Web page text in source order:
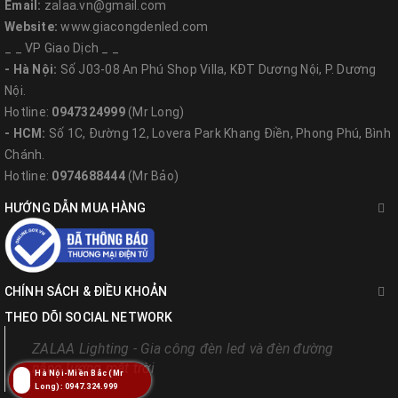
2, Ưu Điểm Nổi Bật
Thiết kế all in one hiện đại, gọn nhẹ, lắp đặt nhanh
chóng
Không cần kéo dây điện, vận hành hoàn toàn bằng
năng lượng mặt trời
Cảm biến thông minh, tự động bật/tắt, tiết kiệm
điện năng
Email: zalaa.vn@gmail.com
Website:www.giacongdenled.com
_ _ VP Giao Dịch _ _
- Hà Nội: Số J03-08 An Phú Shop Villa, KĐT Dương Nội, P. Dương
Nội.
Hotline: 0947324999(Mr Long)
- HCM: Số 1C, Đường 12, Lovera Park Khang Điền, Phong Phú, Bình
Chánh.
Hotline: 0974688444(Mr Bảo)
HƯỚNG DẪN MUA HÀNG
CHÍNH SÁCH & ĐIỀU KHOẢN
THEO DÕI SOCIAL NETWORK
ZALAA Lighting - Gia công đèn led và đèn đường
năng lượng mặt trời
Hà Nội-Miền Bắc (Mr
Long): 0947.324.999